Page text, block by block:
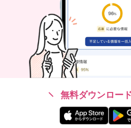
無料ダウンロー